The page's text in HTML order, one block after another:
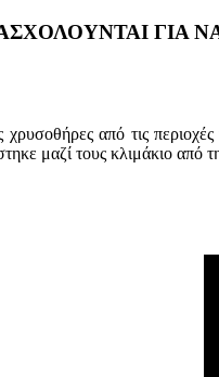
ΓΙΑ
χρυσοθήρες από τις
μαζί τους κλιμάκιο από